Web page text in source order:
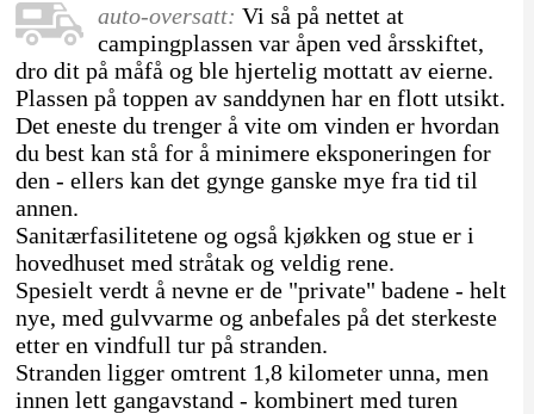
auto-oversatt: Vi så på nettet at
campingplassen var åpen ved årsskiftet,
dro dit på måfå og ble hjertelig mottatt av eierne.
Plassen på toppen av sanddynen har en flott utsikt.
Det eneste du trenger å vite om vinden er hvordan
du best kan stå for å minimere eksponeringen for
den - ellers kan det gynge ganske mye fra tid til
annen.
Sanitærfasilitetene og også kjøkken og stue er i
hovedhuset med stråtak og veldig rene.
Spesielt verdt å nevne er de "private" badene - helt
nye, med gulvvarme og anbefales på det sterkeste
etter en vindfull tur på stranden.
Stranden ligger omtrent 1,8 kilometer unna, men
innen lett gangavstand - kombinert med turen